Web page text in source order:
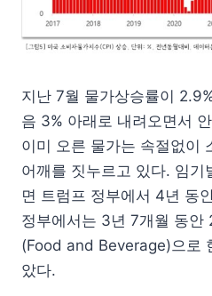
지난 7월 물가상승률이
음 3% 아래로 내려오면서
이미 오른 물가는 속절없이
어깨를 짓누르고 있다. 임기
면 트럼프 정부에서 4년 동
정부에서는 3년 7개월 동안
(Food and Beverage)으로
았다.